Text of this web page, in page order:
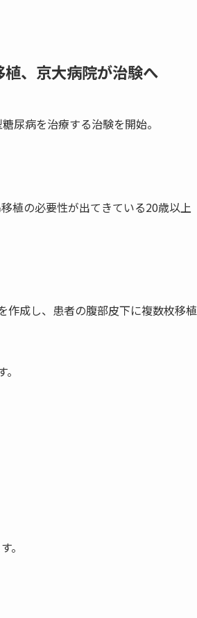
、京大病院が治験へ
尿病を治療する治験を開始。
植の必要性が出てきている20歳以上
作成し、患者の腹部皮下に複数枚移植
。